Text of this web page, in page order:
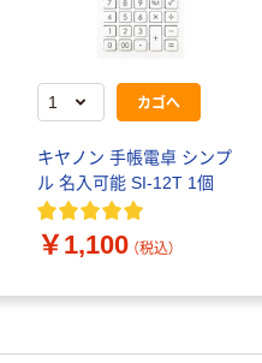
カゴへ
キヤノン 手帳電卓 シンプ
ル 名入可能 SI-12T 1個
￥1,100 （税込）